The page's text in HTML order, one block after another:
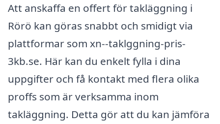
Att anskaffa en offert för takläggning i
Rörö kan göras snabbt och smidigt via
plattformar som xn--taklggning-pris-
3kb.se. Här kan du enkelt fylla i dina
uppgifter och få kontakt med flera olika
proffs som är verksamma inom
takläggning. Detta gör att du kan jämföra